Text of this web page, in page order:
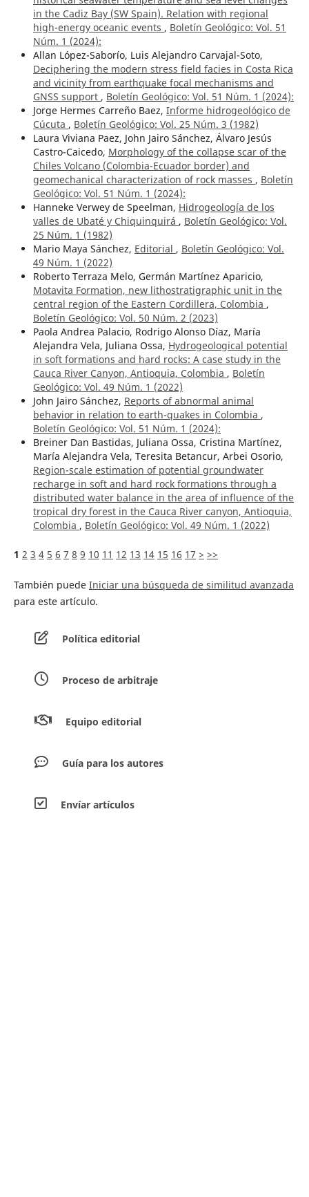
in the Cadiz Bay (SW Spain). Relation with regional
high-energy oceanic events , Boletín Geológico: Vol. 51
Núm. 1 (2024):
Allan López-Saborío, Luis Alejandro Carvajal-Soto,
Deciphering the modern stress field facies in Costa Rica
and vicinity from earthquake focal mechanisms and
GNSS support , Boletín Geológico: Vol. 51 Núm. 1 (2024):
Jorge Hermes Carreño Baez, Informe hidrogeológico de
Cúcuta , Boletín Geológico: Vol. 25 Núm. 3 (1982)
Laura Viviana Paez, John Jairo Sánchez, Álvaro Jesús
Castro-Caicedo, Morphology of the collapse scar of the
Chiles Volcano (Colombia-Ecuador border) and
geomechanical characterization of rock masses , Boletín
Geológico: Vol. 51 Núm. 1 (2024):
Hanneke Verwey de Speelman, Hidrogeología de los
valles de Ubaté y Chiquinquirá , Boletín Geológico: Vol.
25 Núm. 1 (1982)
Mario Maya Sánchez, Editorial , Boletín Geológico: Vol.
49 Núm. 1 (2022)
Roberto Terraza Melo, Germán Martínez Aparicio,
Motavita Formation, new lithostratigraphic unit in the
central region of the Eastern Cordillera, Colombia ,
Boletín Geológico: Vol. 50 Núm. 2 (2023)
Paola Andrea Palacio, Rodrigo Alonso Díaz, María
Alejandra Vela, Juliana Ossa, Hydrogeological potential
in soft formations and hard rocks: A case study in the
Cauca River Canyon, Antioquia, Colombia , Boletín
Geológico: Vol. 49 Núm. 1 (2022)
John Jairo Sánchez, Reports of abnormal animal
behavior in relation to earth-quakes in Colombia ,
Boletín Geológico: Vol. 51 Núm. 1 (2024):
Breiner Dan Bastidas, Juliana Ossa, Cristina Martínez,
María Alejandra Vela, Teresita Betancur, Arbei Osorio,
Region-scale estimation of potential groundwater
recharge in soft and hard rock formations through a
distributed water balance in the area of influence of the
tropical dry forest in the Cauca River canyon, Antioquia,
Colombia , Boletín Geológico: Vol. 49 Núm. 1 (2022)
1 2 3 4 5 6 7 8 9 10 11 12 13 14 15 16 17 > >>
También puede Iniciar una búsqueda de similitud avanzada
para este artículo.
Política editorial
Proceso de arbitraje
Equipo editorial
Guía para los autores
Envíar artículos